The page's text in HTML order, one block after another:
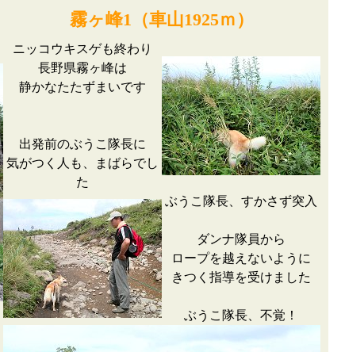
霧ヶ峰1（車山1925ｍ）
ニッコウキスゲも終わり
長野県霧ヶ峰は
静かなたたずまいです
出発前のぶうこ隊長に
気がつく人も、まばらでし
た
ぶうこ隊長、すかさず突入
ダンナ隊員から
ロープを越えないように
きつく指導を受けました
ぶうこ隊長、不覚！